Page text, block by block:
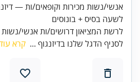
לשעה בסיס + בונוסים
לרשת המציאון דרושים/ות אנשי/נשות
לסניף הדגל שלנו בדיזנגוף ... קרא